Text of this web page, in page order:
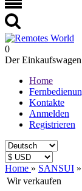
0
Der
Home
Kontakte
Anmelden
Registrieren
Home » SANSUI »
Wir verkaufen